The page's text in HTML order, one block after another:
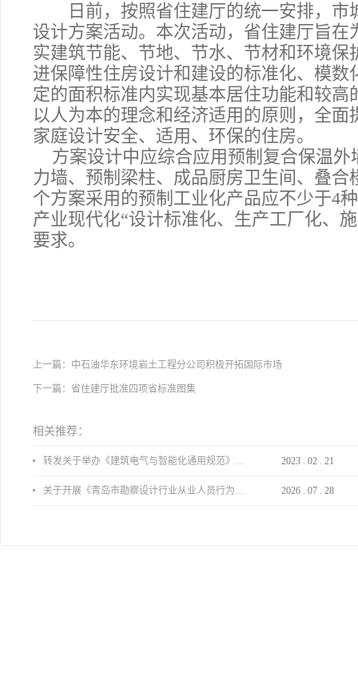
日前，按照省住建厅的统一安排，
设计方案活动。本次活动，省住建厅旨
实建筑节能、节地、节水、节材和环境
进保障性住房设计和建设的标准化、模
定的面积标准内实现基本居住功能和较
以人为本的理念和经济适用的原则，全
家庭设计安全、适用、环保的住房。
方案设计中应综合应用预制复合保温外
力墙、预制梁柱、成品厨房卫生间、叠
个方案采用的预制工业化产品应不少于4
产业现代化“设计标准化、生产工厂化、
要求。
上一篇： 中石油华东环境岩土工程分公司积极开拓国际市场
下一篇： 省住建厅批准四项省标准图集
相关推荐：
转发关于举办《建筑电气与智能化通用规范》 GB55024-2022公益宣贯的通知 2023 . 02 . 21
关于开展《青岛市勘察设计行业从业人员行为导则》、《青岛市住宅工程设计审查品质提升指引（2026版）》宣贯活动的通知 2026 . 07 . 28